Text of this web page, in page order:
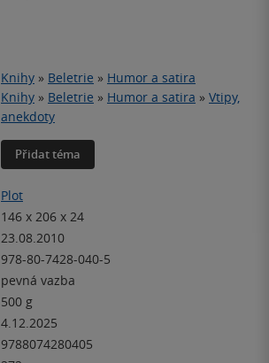
Knihy » Beletrie » Humor a satira
Knihy » Beletrie » Humor a satira » Vtipy,
anekdoty
Přidat téma
Plot
146 x 206 x 24
23.08.2010
978-80-7428-040-5
pevná vazba
500 g
4.12.2025
9788074280405